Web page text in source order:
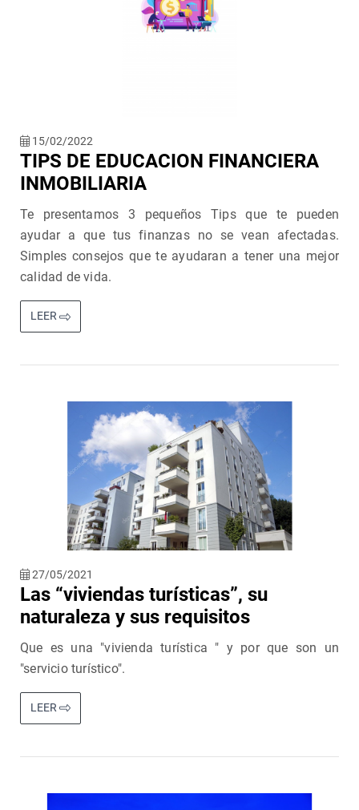
15/02/2022
TIPS DE EDUCACION FINANCIERA
INMOBILIARIA
Te presentamos 3 pequeños Tips que te pueden
ayudar a que tus finanzas no se vean afectadas.
Simples consejos que te ayudaran a tener una mejor
calidad de vida.
LEER
27/05/2021
Las “viviendas turísticas”, su
naturaleza y sus requisitos
Que es una "vivienda turística " y por que son un
"servicio turístico".
LEER